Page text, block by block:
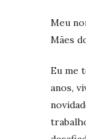
Meu
Mães
Eu me
anos,